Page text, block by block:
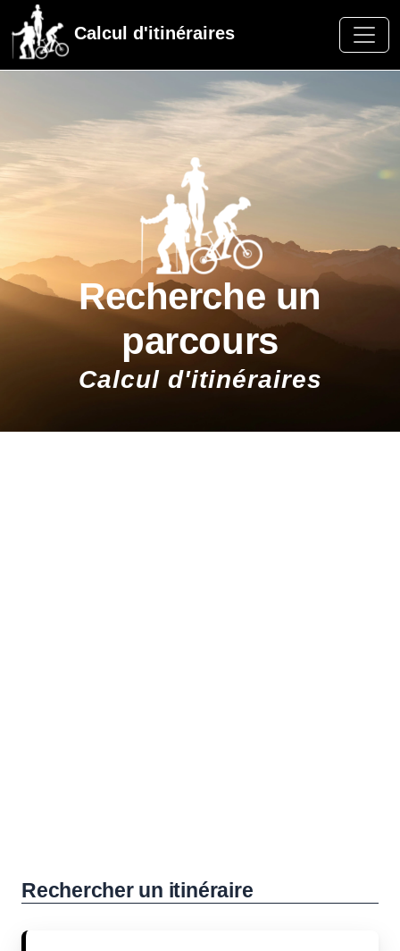
Calcul d'itinéraires
Recherche un
parcours
Calcul d'itinéraires
Rechercher un itinéraire